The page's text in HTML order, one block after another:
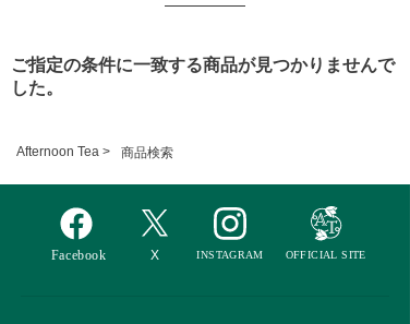
ご指定の条件に一致する商品が見つかりませんで
した。
Afternoon Tea > 商品検索